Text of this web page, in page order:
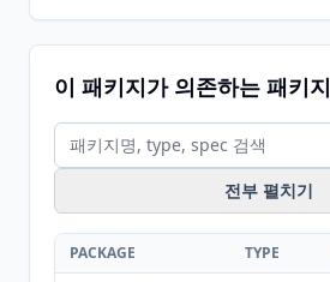
이 패키지가 의존하는 패키지
전부 펼치기
PACKAGE TYPE